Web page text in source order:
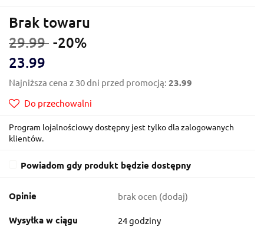
Brak towaru
29.99 -20%
23.99
Najniższa cena z 30 dni przed promocją: 23.99
Do przechowalni
Program lojalnościowy dostępny jest tylko dla zalogowanych
klientów.
Powiadom gdy produkt będzie dostępny
Opinie brak ocen (dodaj)
Wysyłka w ciągu 24 godziny